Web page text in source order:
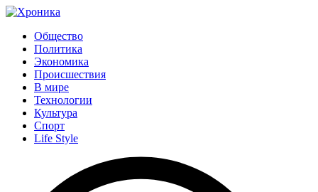
Общество
Политика
Экономика
Происшествия
В мире
Технологии
Культура
Спорт
Life Style